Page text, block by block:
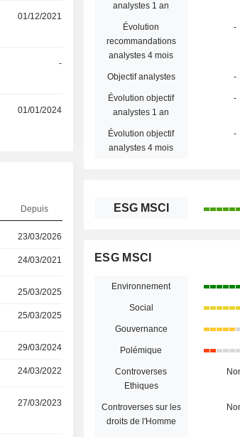
01/12/2021
-
01/01/2024
Depuis
23/03/2026
24/03/2021
25/03/2025
25/03/2025
29/03/2024
24/03/2022
27/03/2023
analystes 1 an
Évolution
recommandations
analystes 4 mois
-
Objectif analystes -
Évolution objectif
analystes 1 an
-
Évolution objectif
analystes 4 mois
-
ESG MSCI
ESG MSCI
Environnement
Social
Gouvernance
Polémique
Controverses
Ethiques
Controverses sur les
droits de l'Homme